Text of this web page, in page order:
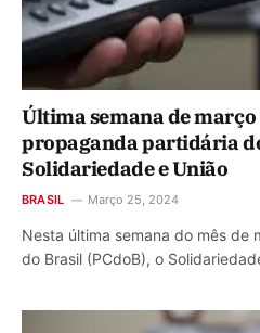
Última semana de
propaganda partidária
Solidariedade e União
BRASIL Março 25, 2024
Nesta última semana do mês de
do Brasil (PCdoB), o